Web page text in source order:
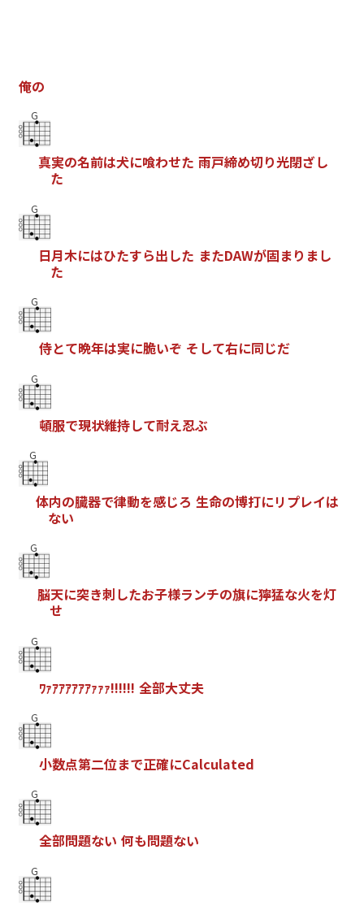
俺の
G
真実の名前は犬に喰わせた 雨戸締め切り光閉ざし
た
G
日月木にはひたすら出した またDAWが固まり まし
た
G
侍とて晩年は実に脆いぞ そ して右に同じだ
G
頓服で現状維持して耐え忍ぶ
G
体内の臓器で律動を感じろ 生命の博打にリプレイは
ない
G
脳天に突き刺したお子様ランチの旗に獰猛な火を灯
せ
G
ﾜｧｱｱｱｱｱｱｧｧｧ!!!!!! 全部大丈夫
G
小数点第二位まで正確にCalculated
G
全部問題ない 何も問題ない
G